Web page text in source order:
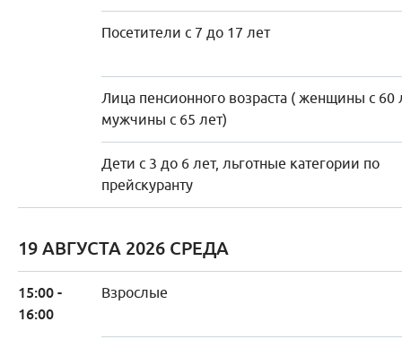
Посетители с 7 до 17 лет
Лица пенсионного возраста ( женщины с 60
мужчины с 65 лет)
Дети с 3 до 6 лет, льготные категории по
прейскуранту
19 АВГУСТА 2026 СРЕДА
15:00 -
16:00
Взрослые